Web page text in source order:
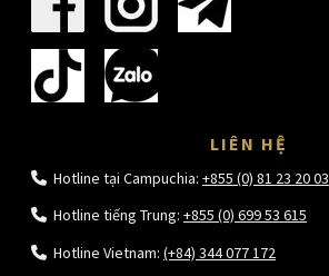
LIÊN HỆ
Hotline tại Campuchia: +855 (0) 81 23 20 03
Hotline tiếng Trung: +855 (0) 699 53 615
Hotline Vietnam: (+84) 344 077 172